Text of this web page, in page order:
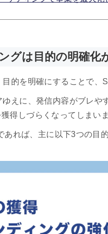
グは目的の明確化
的を明確にすることで、
えに、発信内容がブレや
得しづらくなってしまいま
れば、主に以下3つの目